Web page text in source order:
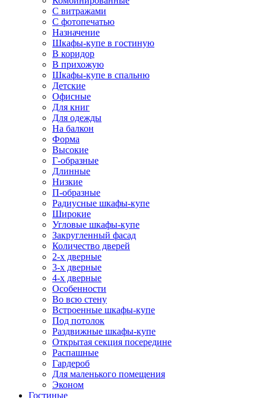
С витражами
С фотопечатью
Назначение
Шкафы-купе в гостиную
В коридор
В прихожую
Шкафы-купе в спальню
Детские
Офисные
Для книг
Для одежды
На балкон
Форма
Высокие
Г-образные
Длинные
Низкие
П-образные
Радиусные шкафы-купе
Широкие
Угловые шкафы-купе
Закругленный фасад
Количество дверей
2-х дверные
3-х дверные
4-х дверные
Особенности
Во всю стену
Встроенные шкафы-купе
Под потолок
Раздвижные шкафы-купе
Открытая секция посередине
Распашные
Гардероб
Для маленького помещения
Эконом
Гостиные